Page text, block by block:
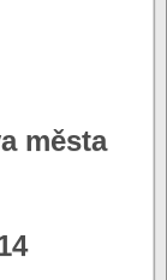
města